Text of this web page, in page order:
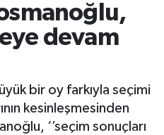
devam
bir oy farkıyla seçimi
kesinleşmesinden
‘’seçim sonuçları